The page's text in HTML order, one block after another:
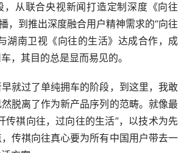
，从联合央视新闻打造定制深度《向往
，到推出深度融合用户精神需求的“向往
湖南卫视《向往的生活》达成合作，成
，其目的总是显而易见的。
就过了单纯拥车的阶段，到这里，我敢
脱离了作为新产品序列的范畴。就像最
传祺向往，过向往的生活”，以技术为先
传祺向往真心要为所有中国用户带去一